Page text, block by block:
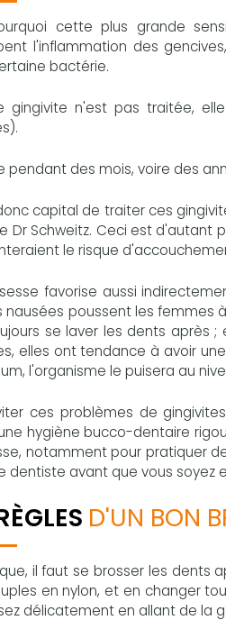
cette plus grande
l'inflammation des
bactérie.
gingivite n'est pas traitée,
pendant des mois, voire des
capital de traiter ces
Dr Schweitz. Ceci est d'autant
le risque
favorise aussi
nausées poussent les femmes
se laver les dents après
elles ont tendance à avoir
l'organisme le puisera au
ces problèmes de
hygiène bucco-dentaire
notamment pour pratiquer
dentiste avant que vous soyez
D'UN BON
il faut se brosser les dents
en nylon, et en changer
délicatement en allant de la